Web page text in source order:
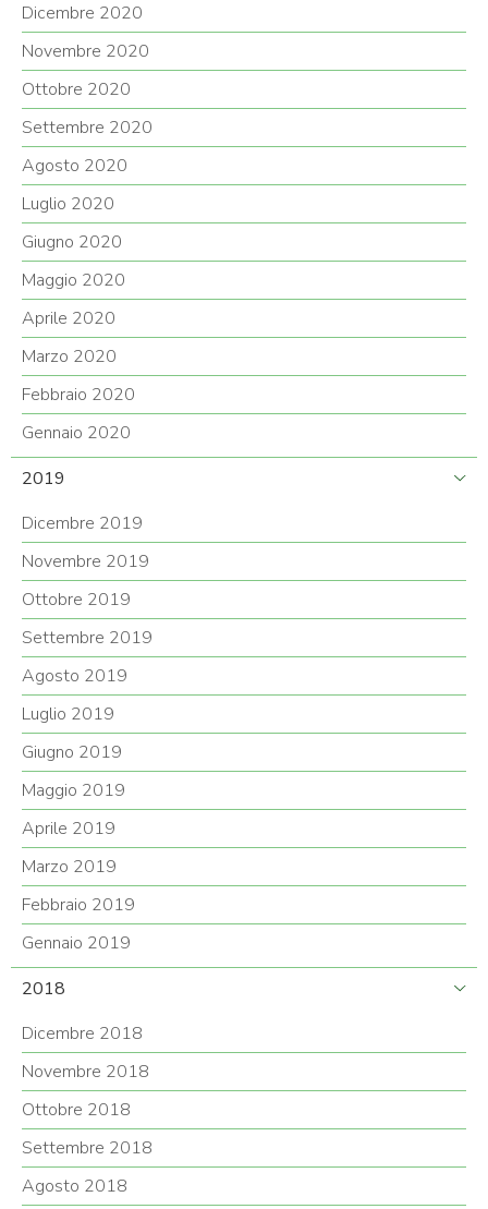
Dicembre 2020
Novembre 2020
Ottobre 2020
Settembre 2020
Agosto 2020
Luglio 2020
Giugno 2020
Maggio 2020
Aprile 2020
Marzo 2020
Febbraio 2020
Gennaio 2020
2019
Dicembre 2019
Novembre 2019
Ottobre 2019
Settembre 2019
Agosto 2019
Luglio 2019
Giugno 2019
Maggio 2019
Aprile 2019
Marzo 2019
Febbraio 2019
Gennaio 2019
2018
Dicembre 2018
Novembre 2018
Ottobre 2018
Settembre 2018
Agosto 2018